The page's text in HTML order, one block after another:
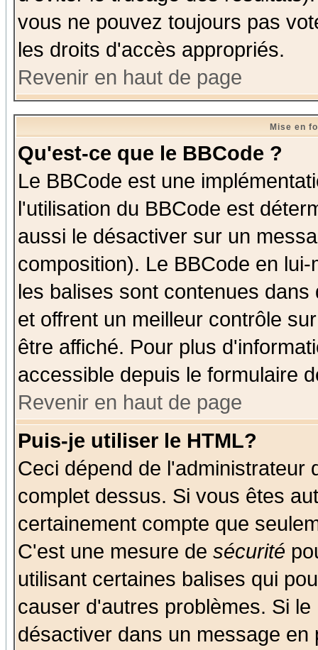
vous ne pouvez toujours pas
les droits d'accès appropriés.
Revenir en haut de page
Mise en
Qu'est-ce que le BBCode ?
Le BBCode est une
l'utilisation du BBCode est
aussi le désactiver sur un
composition). Le BBCode en
les balises sont contenues
et offrent un meilleur contrôle
être affiché. Pour plus
accessible depuis le formulaire
Revenir en haut de page
Puis-je utiliser le HTML?
Ceci dépend de l'administrateur
complet dessus. Si vous êtes
certainement compte que
C'est une mesure de sécurité
utilisant certaines balises qui
causer d'autres problèmes. Si
désactiver dans un message